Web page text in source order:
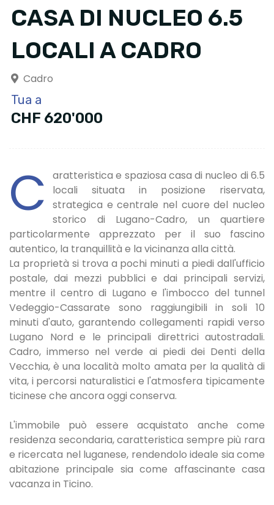
CASA DI NUCLEO 6.5
LOCALI A CADRO
Cadro
Tua a
CHF 620'000
C
aratteristica e spaziosa casa di nucleo di 6.5
locali situata in posizione riservata,
strategica e centrale nel cuore del nucleo
storico di Lugano-Cadro, un quartiere
particolarmente apprezzato per il suo fascino
autentico, la tranquillità e la vicinanza alla città.
La proprietà si trova a pochi minuti a piedi dall'ufficio
postale, dai mezzi pubblici e dai principali servizi,
mentre il centro di Lugano e l'imbocco del tunnel
Vedeggio-Cassarate sono raggiungibili in soli 10
minuti d'auto, garantendo collegamenti rapidi verso
Lugano Nord e le principali direttrici autostradali.
Cadro, immerso nel verde ai piedi dei Denti della
Vecchia, è una località molto amata per la qualità di
vita, i percorsi naturalistici e l'atmosfera tipicamente
ticinese che ancora oggi conserva.
L'immobile può essere acquistato anche come
residenza secondaria, caratteristica sempre più rara
e ricercata nel luganese, rendendolo ideale sia come
abitazione principale sia come affascinante casa
vacanza in Ticino.